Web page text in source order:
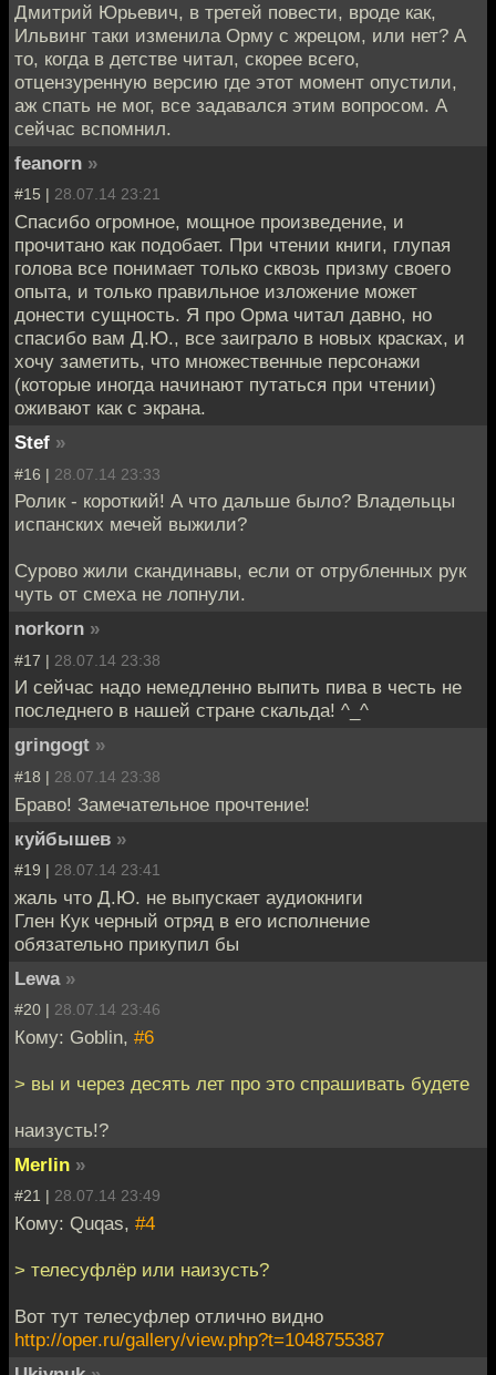
Дмитрий Юрьевич, в третей повести, вроде как,
Ильвинг таки изменила Орму с жрецом, или нет? А
то, когда в детстве читал, скорее всего,
отцензуренную версию где этот момент опустили,
аж спать не мог, все задавался этим вопросом. А
сейчас вспомнил.
feanorn »
#15 | 28.07.14 23:21
Спасибо огромное, мощное произведение, и
прочитано как подобает. При чтении книги, глупая
голова все понимает только сквозь призму своего
опыта, и только правильное изложение может
донести сущность. Я про Орма читал давно, но
спасибо вам Д.Ю., все заиграло в новых красках, и
хочу заметить, что множественные персонажи
(которые иногда начинают путаться при чтении)
оживают как с экрана.
Stef »
#16 | 28.07.14 23:33
Ролик - короткий! А что дальше было? Владельцы
испанских мечей выжили?
Сурово жили скандинавы, если от отрубленных рук
чуть от смеха не лопнули.
norkorn »
#17 | 28.07.14 23:38
И сейчас надо немедленно выпить пива в честь не
последнего в нашей стране скальда! ^_^
gringogt »
#18 | 28.07.14 23:38
Браво! Замечательное прочтение!
куйбышев »
#19 | 28.07.14 23:41
жаль что Д.Ю. не выпускает аудиокниги
Глен Кук черный отряд в его исполнение
обязательно прикупил бы
Lewa »
#20 | 28.07.14 23:46
Кому: Goblin, #6
> вы и через десять лет про это спрашивать будете
наизусть!?
Merlin »
#21 | 28.07.14 23:49
Кому: Quqas, #4
> телесуфлёр или наизусть?
Вот тут телесуфлер отлично видно
http://oper.ru/gallery/view.php?t=1048755387